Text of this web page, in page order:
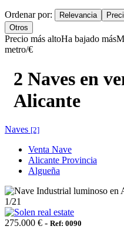
Ordenar por: Relevancia
Otros
Precio más altoHa bajado más
metro/€
2 Naves en
Alicante
Naves [2]
Venta Nave
Alicante Provincia
Algueña
1/21
275.000 € - Ref: 0090